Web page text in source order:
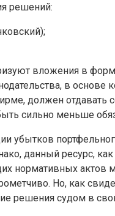
решений:
вложения в
в основе
должен отдавать
сильно меньше
убытков
данный ресурс,
нормативных актов
Но, как
решения судом в